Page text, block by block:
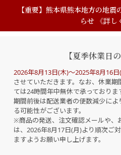
【重要】熊本県熊本地方の地
らせ 《詳し
【夏季休業日
2026年8月13日(木)～2025年8月16日
させていただきます。なお、休業
ては24時間年中無休で承っており
期間前後は配送業者の便数減少に
る可能性がございます。
※商品の発送、注文確認メールや、
は、2026年8月17日(月)より順次ご
ますようお願い申し上げます。